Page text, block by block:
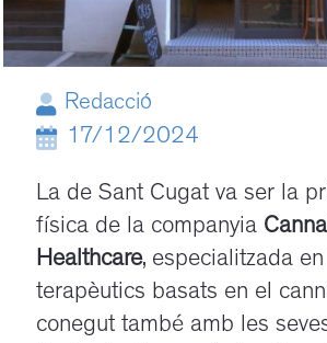
Redacció
17/12/2024
La de Sant Cugat va ser la
física de la companyia
Healthcare, especialitzada
terapèutics basats en el
conegut també amb les